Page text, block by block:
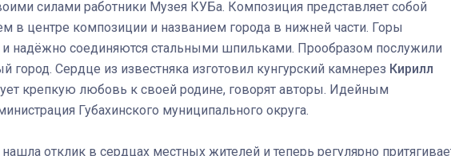
силами работники Музея КУБа. Композиция представляет собой
в центре композиции и названием города в нижней части. Горы
надёжно соединяются стальными шпильками. Прообразом послужили
город. Сердце из известняка изготовил кунгурский камнерез Кирилл
крепкую любовь к своей родине, говорят авторы. Идейным
Губахинского муниципального округа.
отклик в сердцах местных жителей и теперь регулярно